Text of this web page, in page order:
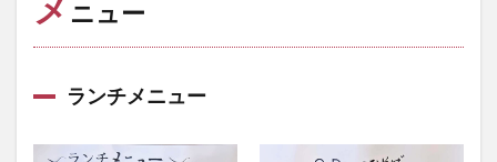
ニュー
ランチメニュー